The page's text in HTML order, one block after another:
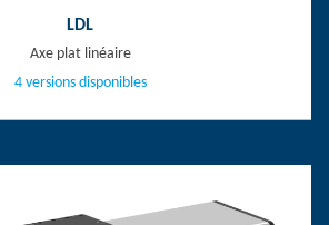
LDL
Axe plat linéaire
4 versions disponibles